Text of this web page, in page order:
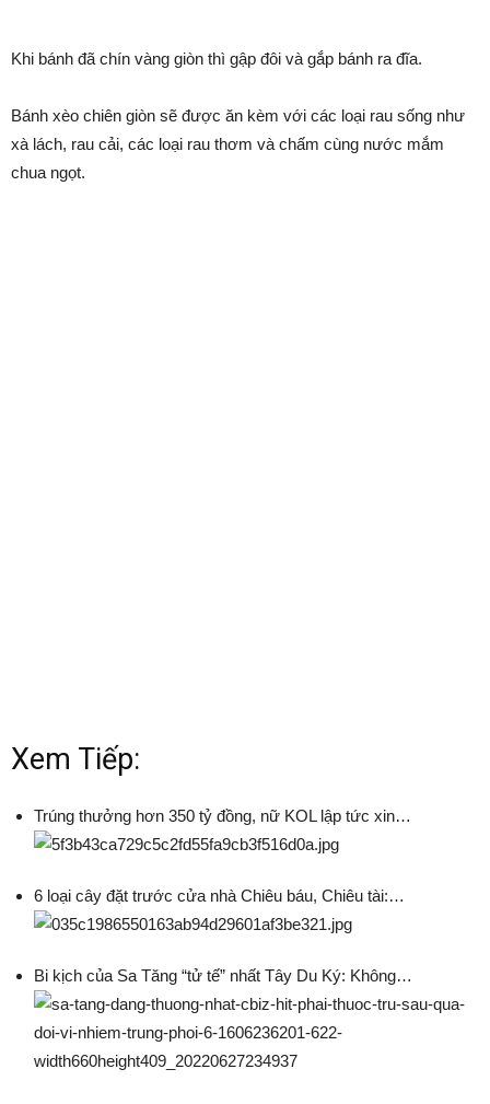
Khi bánh đã chín vàng giòn thì gập đôi và gắp bánh ra đĩa.
Bánh xèo chiên giòn sẽ được ăn kèm với các loại rau sống như
xà lách, rau cải, các loại rau thơm và chấm cùng nước mắm
chua ngọt.
Xem Tiếp:
Trúng thưởng hơn 350 tỷ đồng, nữ KOL lập tức xin…
6 loại cây đặt trước cửa nhà Chiêu báu, Chiêu tài:…
Bi kịch của Sa Tăng “tử tế” nhất Tây Du Ký: Không…